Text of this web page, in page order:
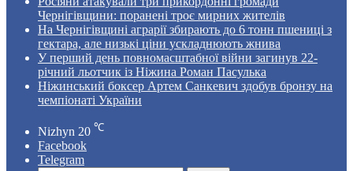
Чернігівщини: поранені троє мирних жителів
На Чернігівщині аграрії збирають до 6 тонн пшениці з
гектара, але низькі ціни ускладнюють жнива
У перший день повномасштабної війни загинув 22-
річний льотчик із Ніжина Роман Пасулька
Ніжинський боксер Артем Санкевич здобув бронзу на
чемпіонаті України
Nizhyn 20 ℃
Facebook
Telegram